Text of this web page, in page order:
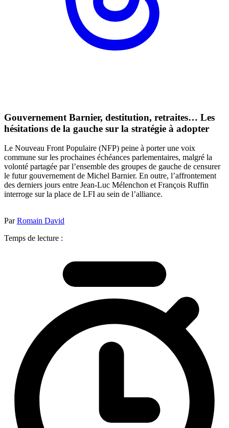
Gouvernement Barnier, destitution, retraites… Les
hésitations de la gauche sur la stratégie à adopter
Le Nouveau Front Populaire (NFP) peine à porter une voix
commune sur les prochaines échéances parlementaires, malgré la
volonté partagée par l’ensemble des groupes de gauche de censurer
le futur gouvernement de Michel Barnier. En outre, l’affrontement
des derniers jours entre Jean-Luc Mélenchon et François Ruffin
interroge sur la place de LFI au sein de l’alliance.
ParRomain David
Temps de lecture :